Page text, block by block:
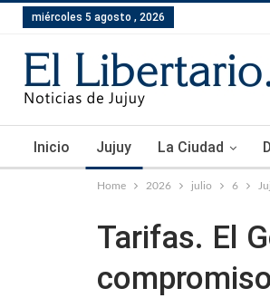
miércoles 5 agosto , 2026
Inicio Jujuy La Ciudad
Home 2026 julio 6
Tarifas. El